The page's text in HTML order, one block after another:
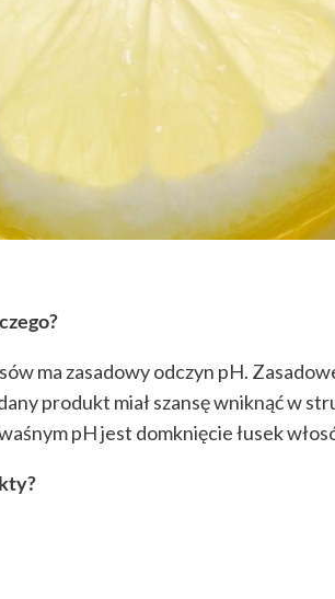
ma zasadowy odczyn pH.
produkt miał szansę wniknąć w
pH jest domknięcie łusek